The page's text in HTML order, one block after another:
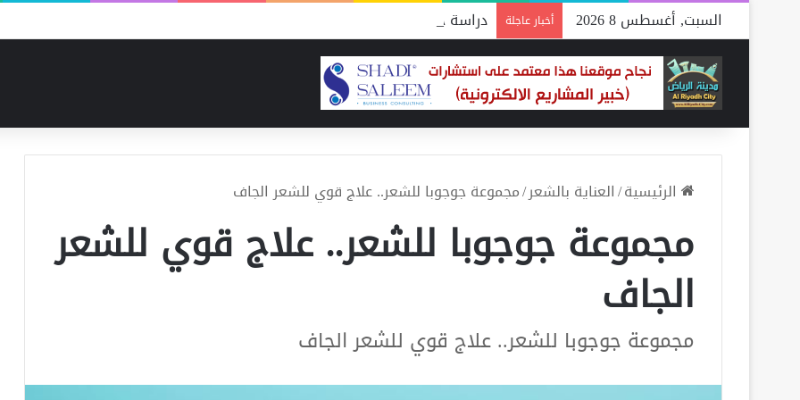
السبت, أغسطس 8 2026 أخبار عاجلة دراسة جدوى مصنع شحوم التكاليف والموارد ونسبة النجاح
الرئيسية/العناية بالشعر/مجموعة جوجوبا للشعر.. علاج قوي للشعر الجاف
مجموعة جوجوبا للشعر.. علاج قوي للشعر
الجاف
مجموعة جوجوبا للشعر.. علاج قوي للشعر الجاف